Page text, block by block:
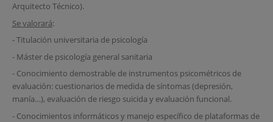
Arquitecto Técnico).
Se valorará:
- Titulación universitaria de psicología
- Máster de psicología general sanitaria
- Conocimiento demostrable de instrumentos psicométricos de
evaluación: cuestionarios de medida de síntomas (depresión,
manía…), evaluación de riesgo suicida y evaluación funcional.
- Conocimientos informáticos y manejo específico de plataformas de